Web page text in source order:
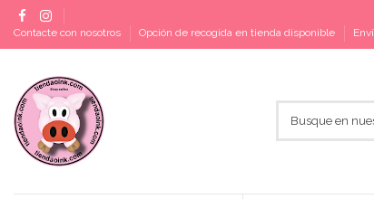
Contacte con nosotros Opción de recogida en tienda disponible